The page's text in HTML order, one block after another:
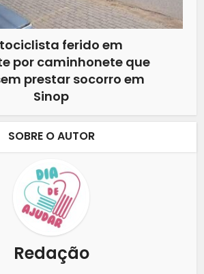
ferido em
por caminhonete que
prestar socorro em
Sinop
SOBRE O AUTOR
Redação